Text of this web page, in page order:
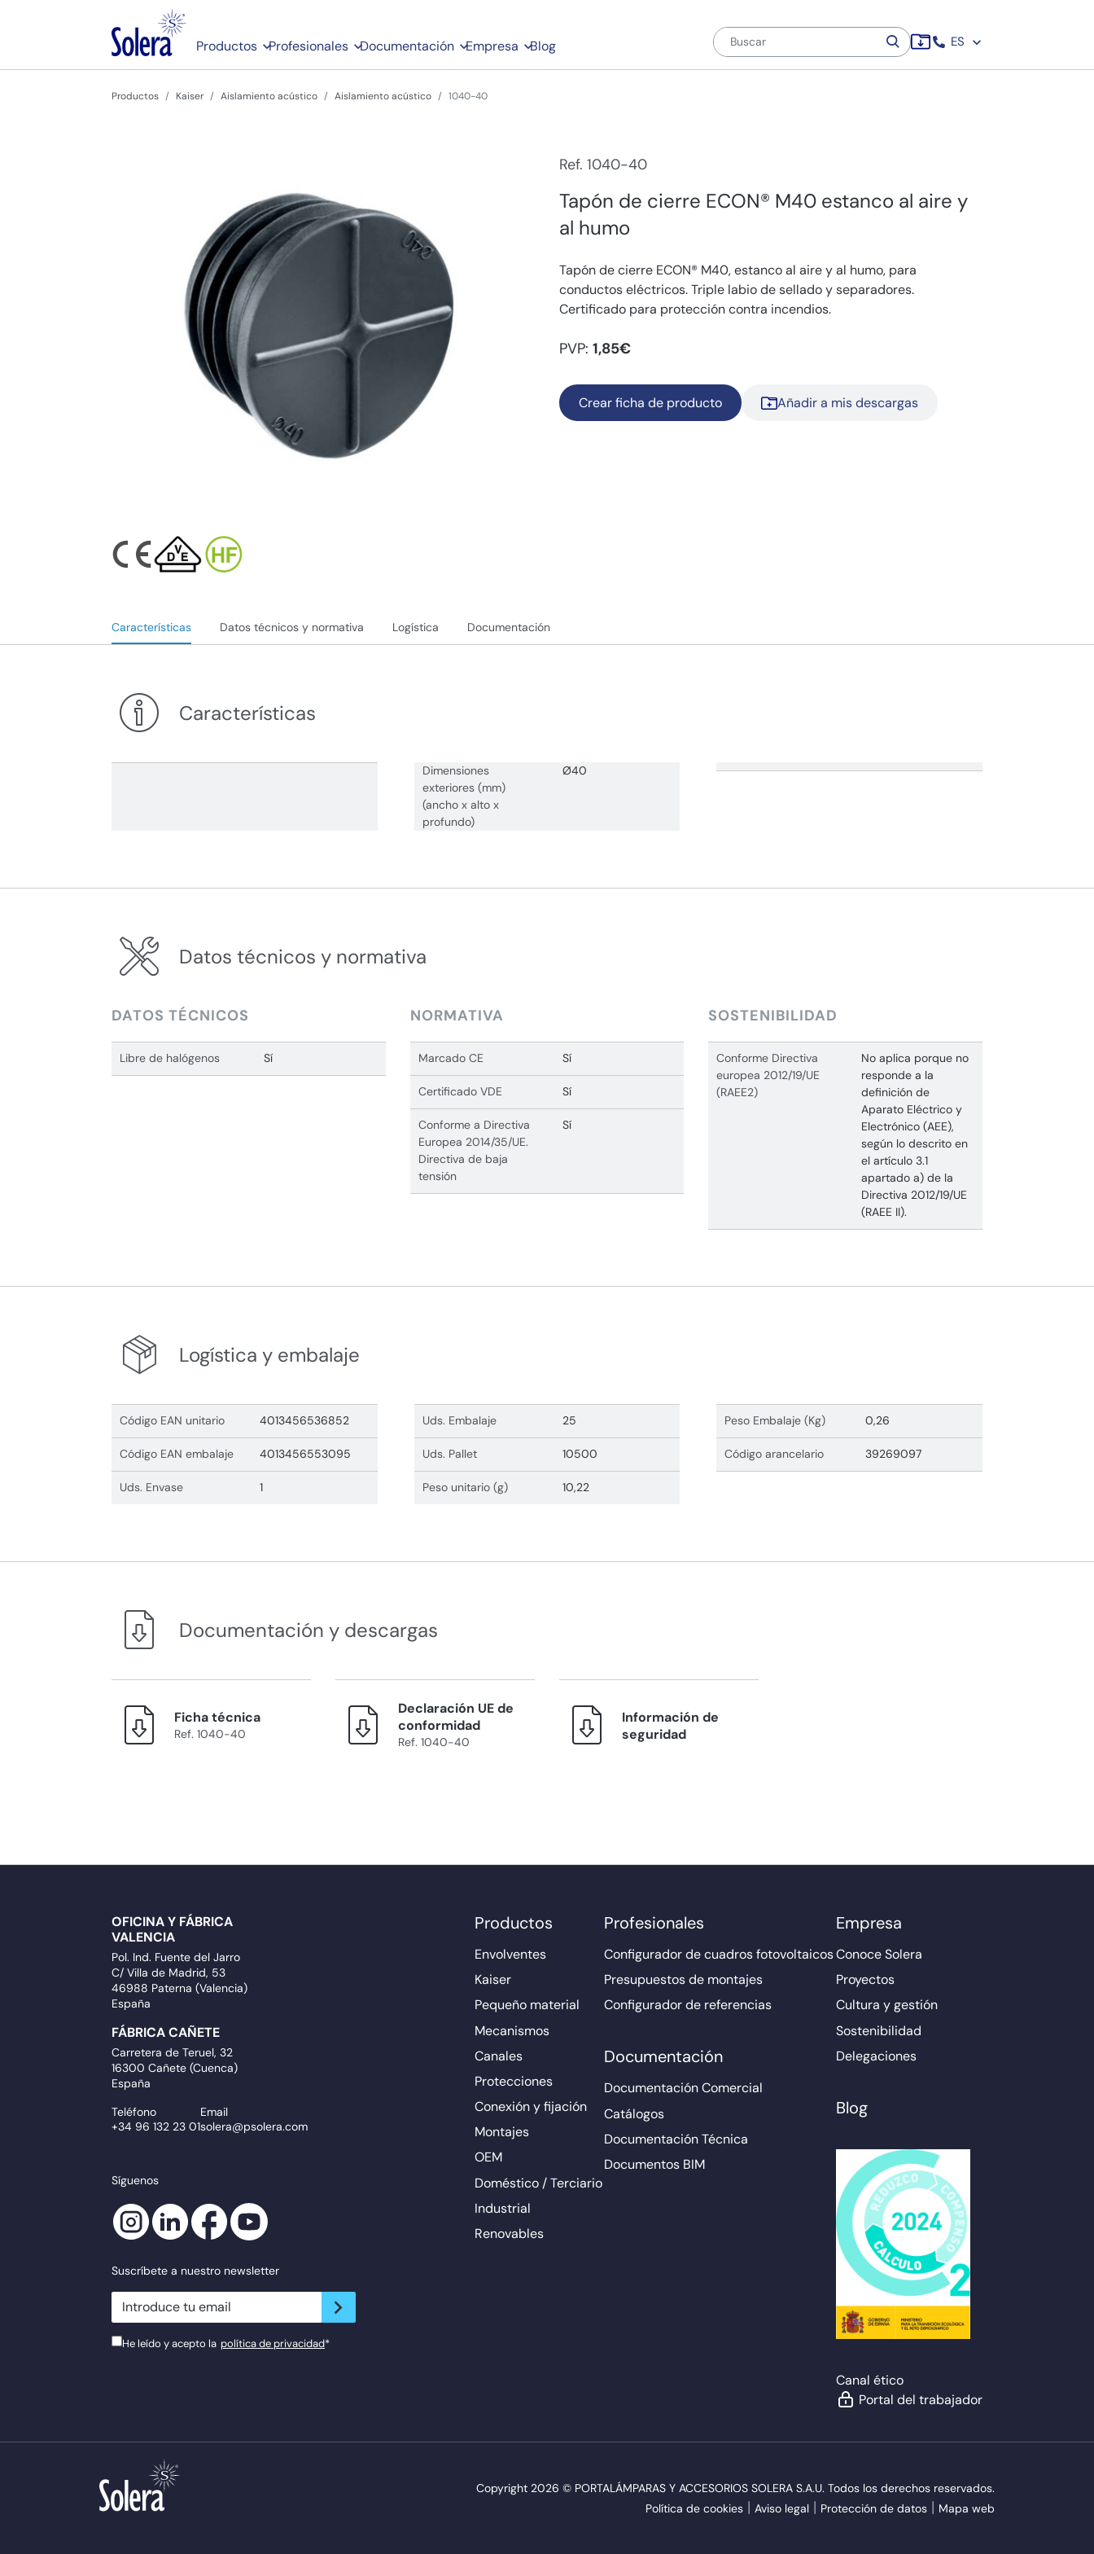
Productos Profesionales Documentación Empresa Blog ES
Productos Kaiser Aislamiento acústico Aislamiento acústico 1040-40
Ref. 1040-40
Tapón de cierre ECON® M40 estanco al aire y
al humo
Tapón de cierre ECON® M40, estanco al aire y al humo, para
conductos eléctricos. Triple labio de sellado y separadores.
Certificado para protección contra incendios.
PVP: 1,85€
Crear ficha de producto Añadir a mis descargas
Características Datos técnicos y normativa Logística Documentación
Características
Dimensiones
exteriores (mm)
(ancho x alto x
profundo)
Ø40
Datos técnicos y normativa
DATOS TÉCNICOS
Libre de halógenos Sí
NORMATIVA
Marcado CE Sí
Certificado VDE Sí
Conforme a Directiva
Europea 2014/35/UE.
Directiva de baja
tensión
Sí
SOSTENIBILIDAD
Conforme Directiva
europea 2012/19/UE
(RAEE2)
No aplica porque no
responde a la
definición de
Aparato Eléctrico y
Electrónico (AEE),
según lo descrito en
el artículo 3.1
apartado a) de la
Directiva 2012/19/UE
(RAEE II).
Logística y embalaje
Código EAN unitario 4013456536852
Código EAN embalaje 4013456553095
Uds. Envase 1
Uds. Embalaje 25
Uds. Pallet 10500
Peso unitario (g) 10,22
Peso Embalaje (Kg) 0,26
Código arancelario 39269097
Documentación y descargas
Ficha técnica
Ref. 1040-40
Declaración UE de
conformidad
Ref. 1040-40
Información de
seguridad
OFICINA Y FÁBRICA
VALENCIA
Pol. Ind. Fuente del Jarro
C/ Villa de Madrid, 53
46988 Paterna (Valencia)
España
FÁBRICA CAÑETE
Carretera de Teruel, 32
16300 Cañete (Cuenca)
España
Teléfono
+34 96 132 23 01
Email
solera@psolera.com
Síguenos
Suscríbete a nuestro newsletter
newsletter.suscribe
He leído y acepto la política de privacidad*
Productos
Envolventes
Kaiser
Pequeño material
Mecanismos
Canales
Protecciones
Conexión y fijación
Montajes
OEM
Doméstico / Terciario
Industrial
Renovables
Profesionales
Configurador de cuadros fotovoltaicos
Presupuestos de montajes
Configurador de referencias
Documentación
Documentación Comercial
Catálogos
Documentación Técnica
Documentos BIM
Empresa
Conoce Solera
Proyectos
Cultura y gestión
Sostenibilidad
Delegaciones
Blog
Canal ético
Portal del trabajador
Copyright 2026 © PORTALÁMPARAS Y ACCESORIOS SOLERA S.A.U. Todos los derechos reservados.
Política de cookies
Aviso legal Protección de datos Mapa web